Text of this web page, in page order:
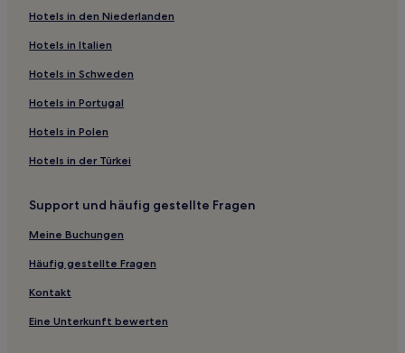
Hotels mit Parkplatz in Montpellier
Hotels mit Parkplatz in Cowley
Familien in Oxford
Lgbtqia-Freundliche in Oxford
Hotels mit inbegriffenem Frühstück in Reading
Hotels mit Parkplatz in Reading
Hotels mit inbegriffenem Frühstück in Chipping Norton
Hotels mit inbegriffenem Frühstück in Cirencester
Haustierfreundliche in Cirencester
Hotels mit inbegriffenem Frühstück in Aylesbury
Business in Aylesbury
Hotels in den Niederlanden
Hotels in Italien
Hotels in Schweden
Hotels in Portugal
Hotels in Polen
Hotels in der Türkei
Support und häufig gestellte Fragen
Meine Buchungen
Häufig gestellte Fragen
Kontakt
Eine Unterkunft bewerten